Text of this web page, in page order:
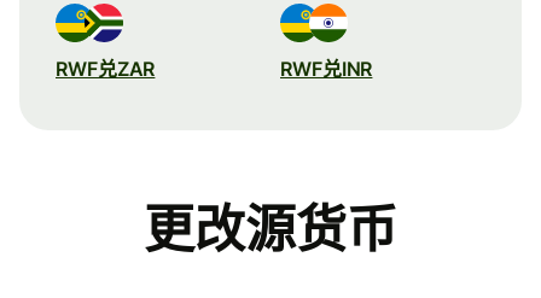
RWF兑ZAR RWF兑INR
更改源货币